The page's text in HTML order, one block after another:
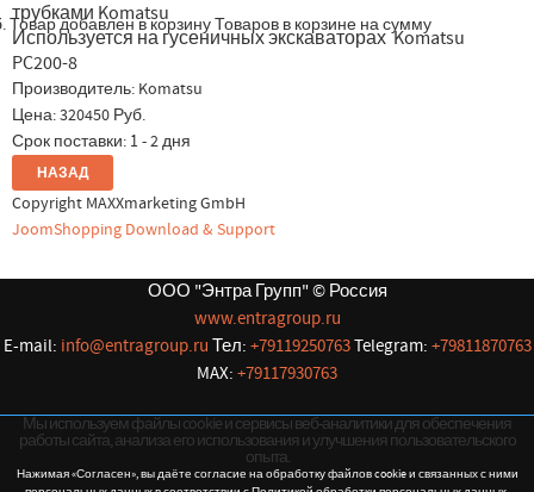
Товар добавлен в корзину Товаров в корзине на сумму
трубками Komatsu
Используется на гусеничных экскаваторах Komatsu
PC200-8
Производитель: Komatsu
Цена:320450 Руб.
Срок поставки: 1 - 2 дня
Copyright MAXXmarketing GmbH
JoomShopping Download & Support
ООО "Энтра Групп" © Россия
www.entragroup.ru
E-mail: info@entragroup.ru Тел: +79119250763Telegram: +79811870763
MAX: +79117930763
Мы используем файлы cookie и сервисы веб-аналитики для обеспечения
работы сайта, анализа его использования и улучшения пользовательского
опыта.
Нажимая «Согласен», вы даёте согласие на обработку файлов cookie и связанных с ними